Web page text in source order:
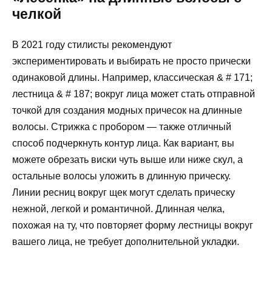
челкой
В 2021 году стилисты рекомендуют
экспериментировать и выбирать не просто прически
одинаковой длины. Например, классическая & # 171;
лестница & # 187; вокруг лица может стать отправной
точкой для создания модных причесок на длинные
волосы. Стрижка с пробором — также отличный
способ подчеркнуть контур лица. Как вариант, вы
можете обрезать виски чуть выше или ниже скул, а
остальные волосы уложить в длинную прическу.
Линии ресниц вокруг щек могут сделать прическу
нежной, легкой и романтичной. Длинная челка,
похожая на ту, что повторяет форму лестницы вокруг
вашего лица, не требует дополнительной укладки.